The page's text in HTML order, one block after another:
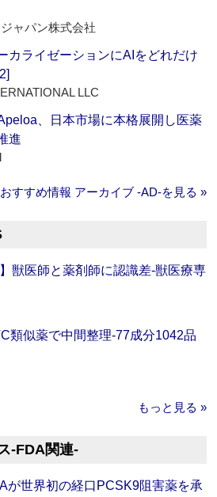
ャパン株式会社
カライゼーションにAIをどれだけ
LLC
、日本市場に本格展開し医薬
進
おすすめ情報 アーカイブ ‐AD‐を見る »
獣医師と薬剤師に認識差‐獣医療専
類似薬で中間整理‐77成分1042品
もっと見る »
‐FDA関連‐
が世界初の経口PCSK9阻害薬を承